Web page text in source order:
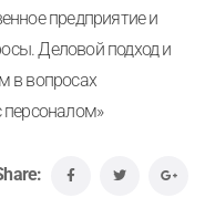
предприятие и
Деловой подход и
в вопросах
персоналом»